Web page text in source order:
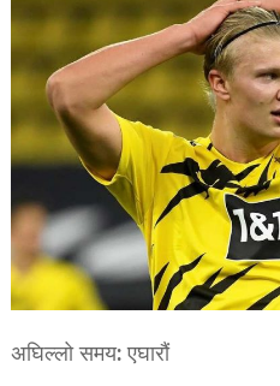
अघिल्लो समय: एघारौं